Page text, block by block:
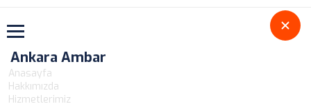
Toggle navigation
Ankara Ambar
Anasayfa
Hakkımızda
Hizmetlerimiz